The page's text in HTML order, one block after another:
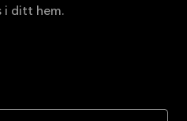
i ditt hem.